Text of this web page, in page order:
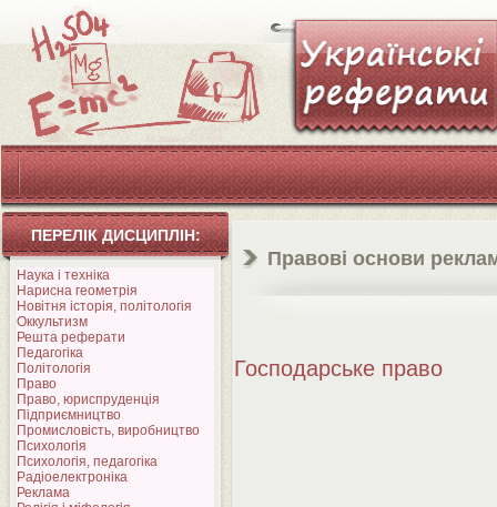
ПЕРЕЛІК ДИСЦИПЛІН:
Наука і техніка
Нарисна геометрія
Новітня історія, політологія
Оккультизм
Решта реферати
Педагогіка
Політологія
Право
Право, юриспруденція
Підприємництво
Промисловість, виробництво
Психологія
Психологія, педагогіка
Радіоелектроніка
Реклама
Правові основи
Господарське право